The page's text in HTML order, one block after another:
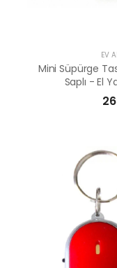
EV
Mini Süpürge
Saplı - El